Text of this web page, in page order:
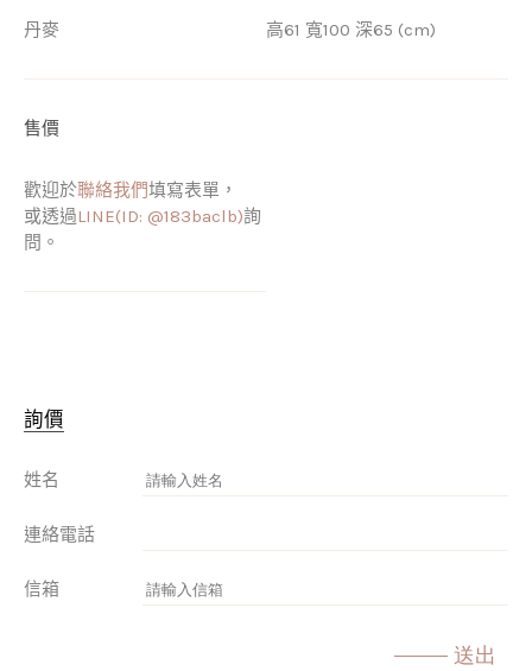
丹麥 高61 寬100 深65 (cm)
售價
歡迎於聯絡我們填寫表單，
或透過LINE(ID: @183baclb)詢
問。
詢價
姓名
連絡電話
信箱
送出